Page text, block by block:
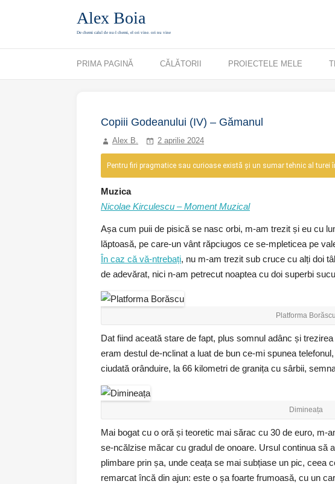
Alex Boia
De chemi calul de nu-l chemi, el ori vine. ori nu vine
PRIMA PAGINĂ CĂLĂTORII PROIECTELE MELE
Copiii Godeanului (IV) – Gămanul
Alex B. 2 aprilie 2024
Pentru firi pragmatice sau curioase există și un sumar tehnic al turei
Muzica
Nicolae Kirculescu – Moment Muzical
Așa cum puii de pisică se nasc orbi, m-am trezit și eu cu
lăptoasă, pe care-un vânt răpciugos ce se-mpleticea pe
În caz că vă-ntrebați, nu m-am trezit sub cruce cu alți doi
de adevărat, nici n-am petrecut noaptea cu doi superbi
Platforma Borăscu
Dat fiind aceată stare de fapt, plus somnul adânc și
eram destul de-nclinat a luat de bun ce-mi spunea
ciudată orânduire, la 66 kilometri de granița cu sârbii,
Dimineața
Mai bogat cu o oră și teoretic mai sărac cu 30 de euro, m-
se-ncălzise măcar cu gradul de onoare. Ursul continua să
plimbare prin șa, unde ceața se mai subțiase un pic, ceea
remarcat încă din ajun: este o șa foarte frumoasă, cu un